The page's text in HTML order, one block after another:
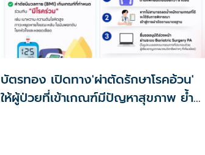
บัตรทอง เปิดทาง'ผ่าตัดรักษาโรคอ้วน'
ให้ผู้ป่วยที่เข้าเกณฑ์มีปัญหาสุขภาพ ย้ำ